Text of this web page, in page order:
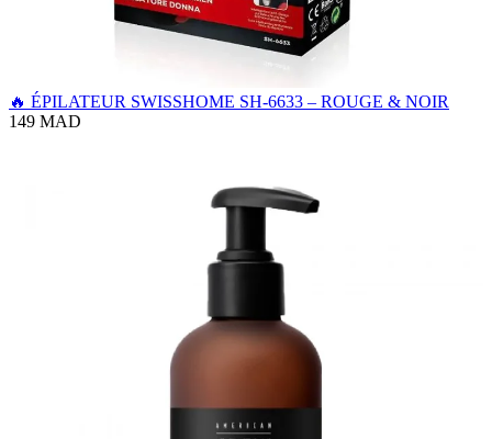
🔥 ÉPILATEUR SWISSHOME SH-6633 – ROUGE & NOIR
149 MAD